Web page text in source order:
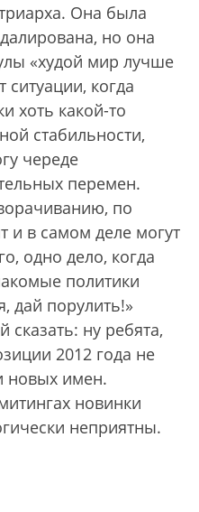
Она была
но она
«худой мир лучше
когда
хоть какой-то
стабильности,
череде
перемен.
по
и в самом деле могут
одно дело, когда
политики
дай порулить!»
ну ребята,
2012 года не
новых имен.
новинки
неприятны.